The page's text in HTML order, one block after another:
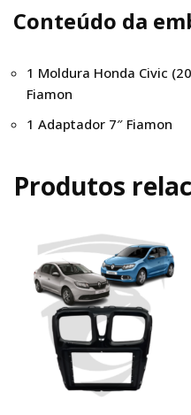
Conteúdo da
1 Moldura Honda Civic
Fiamon
1 Adaptador 7″ Fiamon
Produtos